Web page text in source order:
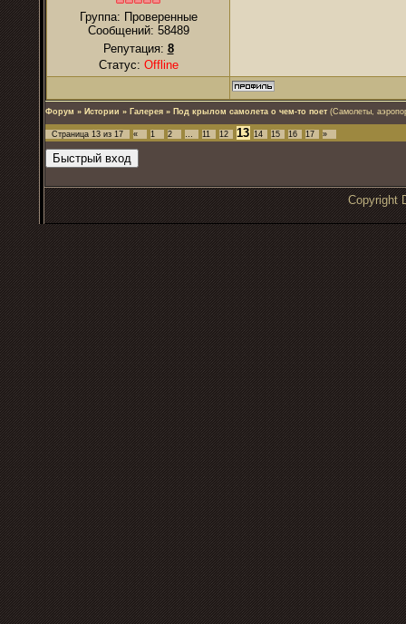
Группа: Проверенные
Сообщений: 58489
Репутация: 8
Статус: Offline
Форум » Истории » Галерея » Под крылом самолета о чем-то поет (Самолеты,
Страница 13 из 17 « 1 2 … 11 12 13 14 15 16 17 »
Copyright